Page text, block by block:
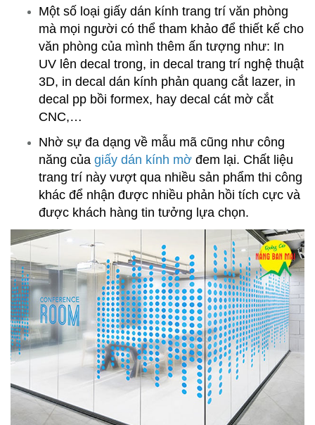
Một số loại giấy dán kính trang trí văn phòng
mà mọi người có thể tham khảo để thiết kế cho
văn phòng của mình thêm ấn tượng như: In
UV lên decal trong, in decal trang trí nghệ thuật
3D, in decal dán kính phản quang cắt lazer, in
decal pp bồi formex, hay decal cát mờ cắt
CNC,…
Nhờ sự đa dạng về mẫu mã cũng như công
năng của giấy dán kính mờ đem lại. Chất liệu
trang trí này vượt qua nhiều sản phẩm thi công
khác để nhận được nhiều phản hồi tích cực và
được khách hàng tin tưởng lựa chọn.